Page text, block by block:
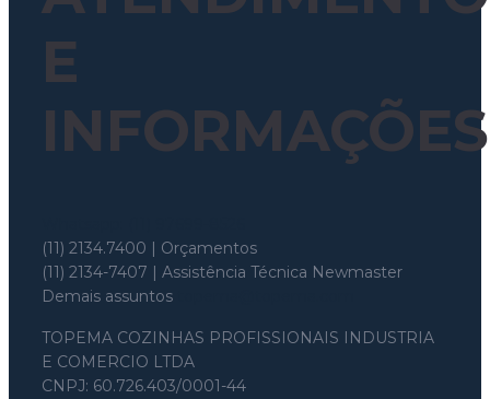
E
INFORMAÇÕES
(11) 2134.7400 | Orçamentos
(11) 2134-7407 | Assistência Técnica Newmaster
Demais assuntos
TOPEMA COZINHAS PROFISSIONAIS INDUSTRIA
E COMERCIO LTDA
CNPJ: 60.726.403/0001-44